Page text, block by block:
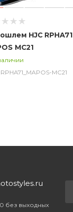
HJC RPHA71
MC21
MC21
без выходных